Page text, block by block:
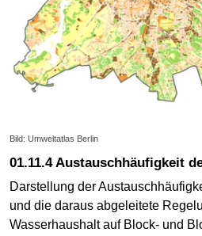
Bild: Umweltatlas Berlin
01.11.4 Austauschhäufigkeit
Darstellung der
und die daraus abgeleitete
Wasserhaushalt auf Block- und